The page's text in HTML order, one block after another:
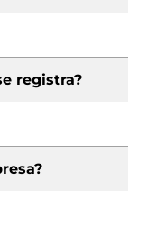
registra?